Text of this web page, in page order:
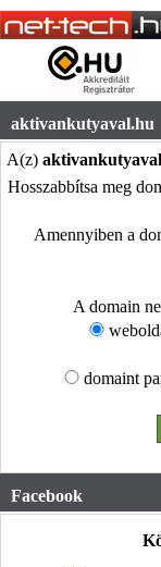
aktivankutyaval.hu
A(z)
Hosszabbítsa meg
Amennyiben a
A domain
domaint
Facebook